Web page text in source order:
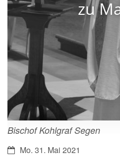
zu
Bischof Kohlgraf Segen
Datum:Mo. 31. Mai 2021